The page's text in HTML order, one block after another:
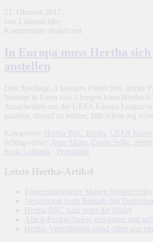
21. Oktober 2017
von Linienrichter
Kommentare deaktiviert
Europa
muss
ganz
hinten
anstellen
In Europa muss Hertha
anstellen
Drei Spieltage, 1 lausiges Pünktchen, letzter
Wunder in Form von 3 Siegen kann Hertha
Ausscheiden aus der UEFA Europa League
glauben, darauf zu hoffen, fällt schon arg
Kategorien:
Hertha BSC Berlin UEFA
Schlagwörter:
Arne Maier Davie Selke
Sorja Luhansk
Permalink
Letzte Hertha-Artikel
Einwechselspieler Marten Winkler
Neuzugang Josip Brekalo mit
Hertha BSC kam unter die Räder
Alle 6-Punkte-Spiele gewinnen und
Hertha-Verteidigung stand offen wie ein